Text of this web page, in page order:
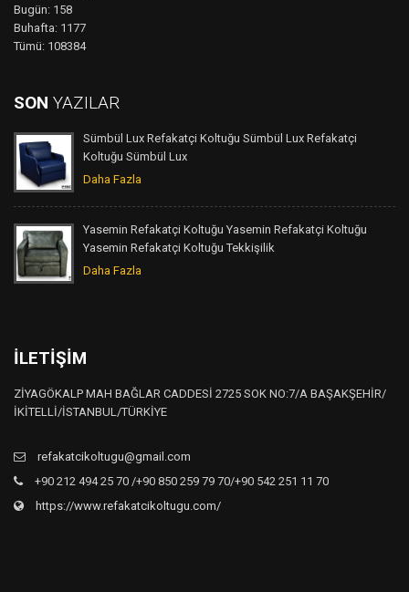
Bugün: 158
Buhafta: 1177
Tümü: 108384
SON YAZILAR
Sümbül Lux Refakatçi Koltuğu Sümbül Lux Refakatçi
Koltuğu Sümbül Lux
Daha Fazla
Yasemin Refakatçi Koltuğu Yasemin Refakatçi Koltuğu
Yasemin Refakatçi Koltuğu Tekkişilik
Daha Fazla
İLETIŞIM
ZİYAGÖKALP MAH BAĞLAR CADDESİ 2725 SOK NO:7/A BAŞAKŞEHİR/
İKİTELLİ/İSTANBUL/TÜRKİYE
refakatcikoltugu@gmail.com
+90 212 494 25 70 /+90 850 259 79 70/+90 542 251 11 70
https://www.refakatcikoltugu.com/